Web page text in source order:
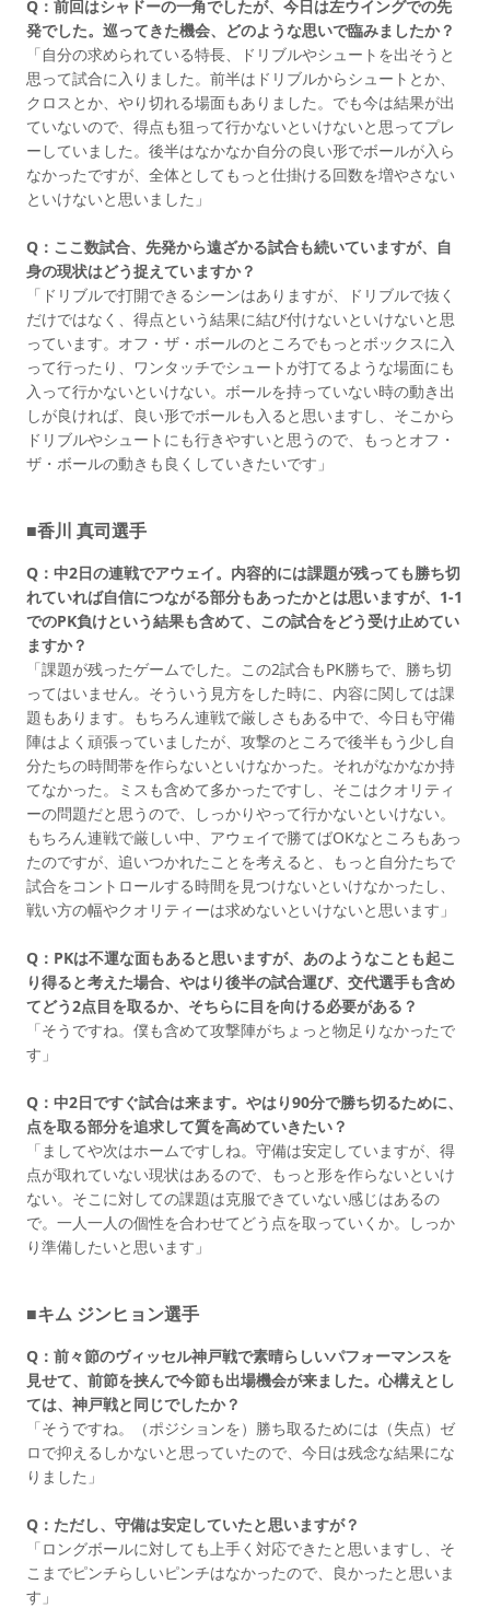
Q：前回はシャドーの一角でしたが、今日は左ウイングでの先
発でした。巡ってきた機会、どのような思いで臨みましたか？
「自分の求められている特長、ドリブルやシュートを出そうと
思って試合に入りました。前半はドリブルからシュートとか、
クロスとか、やり切れる場面もありました。でも今は結果が出
ていないので、得点も狙って行かないといけないと思ってプレ
ーしていました。後半はなかなか自分の良い形でボールが入ら
なかったですが、全体としてもっと仕掛ける回数を増やさない
といけないと思いました」
Q：ここ数試合、先発から遠ざかる試合も続いていますが、自
身の現状はどう捉えていますか？
「ドリブルで打開できるシーンはありますが、ドリブルで抜く
だけではなく、得点という結果に結び付けないといけないと思
っています。オフ・ザ・ボールのところでもっとボックスに入
って行ったり、ワンタッチでシュートが打てるような場面にも
入って行かないといけない。ボールを持っていない時の動き出
しが良ければ、良い形でボールも入ると思いますし、そこから
ドリブルやシュートにも行きやすいと思うので、もっとオフ・
ザ・ボールの動きも良くしていきたいです」
■香川 真司選手
Q：中2日の連戦でアウェイ。内容的には課題が残っても勝ち切
れていれば自信につながる部分もあったかとは思いますが、1-1
でのPK負けという結果も含めて、この試合をどう受け止めてい
ますか？
「課題が残ったゲームでした。この2試合もPK勝ちで、勝ち切
ってはいません。そういう見方をした時に、内容に関しては課
題もあります。もちろん連戦で厳しさもある中で、今日も守備
陣はよく頑張っていましたが、攻撃のところで後半もう少し自
分たちの時間帯を作らないといけなかった。それがなかなか持
てなかった。ミスも含めて多かったですし、そこはクオリティ
ーの問題だと思うので、しっかりやって行かないといけない。
もちろん連戦で厳しい中、アウェイで勝てばOKなところもあっ
たのですが、追いつかれたことを考えると、もっと自分たちで
試合をコントロールする時間を見つけないといけなかったし、
戦い方の幅やクオリティーは求めないといけないと思います」
Q：PKは不運な面もあると思いますが、あのようなことも起こ
り得ると考えた場合、やはり後半の試合運び、交代選手も含め
てどう2点目を取るか、そちらに目を向ける必要がある？
「そうですね。僕も含めて攻撃陣がちょっと物足りなかったで
す」
Q：中2日ですぐ試合は来ます。やはり90分で勝ち切るために、
点を取る部分を追求して質を高めていきたい？
「ましてや次はホームですしね。守備は安定していますが、得
点が取れていない現状はあるので、もっと形を作らないといけ
ない。そこに対しての課題は克服できていない感じはあるの
で。一人一人の個性を合わせてどう点を取っていくか。しっか
り準備したいと思います」
■キム ジンヒョン選手
Q：前々節のヴィッセル神戸戦で素晴らしいパフォーマンスを
見せて、前節を挟んで今節も出場機会が来ました。心構えとし
ては、神戸戦と同じでしたか？
「そうですね。（ポジションを）勝ち取るためには（失点）ゼ
ロで抑えるしかないと思っていたので、今日は残念な結果にな
りました」
Q：ただし、守備は安定していたと思いますが？
「ロングボールに対しても上手く対応できたと思いますし、そ
こまでピンチらしいピンチはなかったので、良かったと思いま
す」